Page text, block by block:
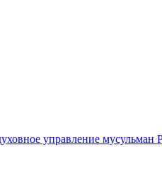
управление мусульман